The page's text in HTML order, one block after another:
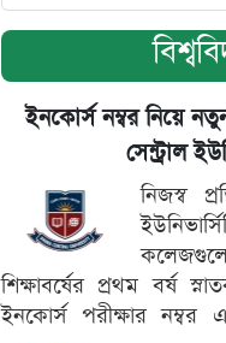
ইনকোর্স নম্বর নিয়ে
সেন্ট্রাল
নিজস্ব
শিক্ষাবর্ষের প্রথম বর্ষ
ইনকোর্স পরীক্ষার নম্বর